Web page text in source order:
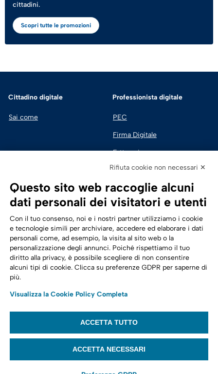
cittadini.
Scopri tutte le promozioni
Cittadino digitale
Sai come
Professionista digitale
PEC
Firma Digitale
Fatturazione
Sicurezza Digitale
Cloud
Trasformazione digitale
Energia
Telecomunicazioni
Automotive
Seguici su:
© 2022,Tinexta Infocert S.p.A.– P.IVA 07945211006 – Cap. Sociale €
22.117.536 – REA RM 1064345 – Sede legale: Piazzale Flaminio 1/B, 00196 –
Rifiuta cookie non necessari ✕
Questo sito web raccoglie alcuni
dati personali dei visitatori e utenti
Con il tuo consenso, noi e i nostri partner utilizziamo i cookie
e tecnologie simili per archiviare, accedere ed elaborare i dati
personali come, ad esempio, la visita al sito web o la
personalizzazione degli annunci. Poiché rispettiamo il tuo
diritto alla privacy, è possibile scegliere di non consentire
alcuni tipi di cookie. Clicca su preferenze GDPR per saperne di
più.
Visualizza la Cookie Policy Completa
ACCETTA TUTTO
ACCETTA NECESSARI